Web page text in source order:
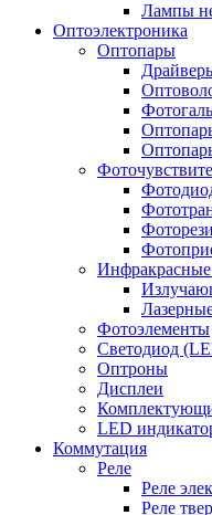
Лампы
Оптоэлектроника
Оптопары
Фотоэлементы
Светодиод
Оптроны
Дисплеи
LED
Коммутация
Реле
Реле
Реле